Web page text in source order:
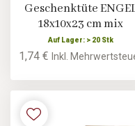
Geschenktüte
18x10x23 cm mix
Auf Lager: > 20 Stk
1,74 €Inkl.